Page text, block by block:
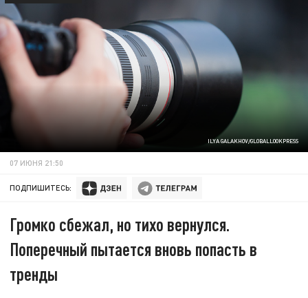
ILYA GALAKHOV/GLOBALLOOKPRESS
07 ИЮНЯ 21:50
ПОДПИШИТЕСЬ:
Громко сбежал, но тихо вернулся.
Поперечный пытается вновь попасть в
тренды